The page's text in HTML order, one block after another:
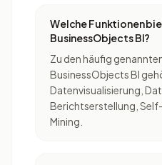
Welche Funktionen
BusinessObjects BI?
Zu den häufig
BusinessObjects BI
Datenvisualisierung,
Berichtserstellung,
Mining.